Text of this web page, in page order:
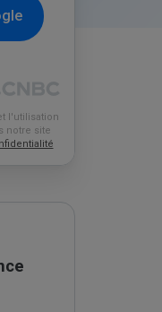
l'utilisation
notre site